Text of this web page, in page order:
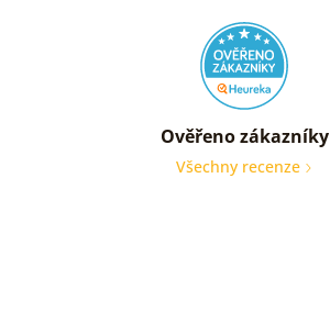
Ověřeno zákazníky
Všechny recenze